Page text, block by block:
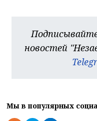
новостей
Мы в популярных